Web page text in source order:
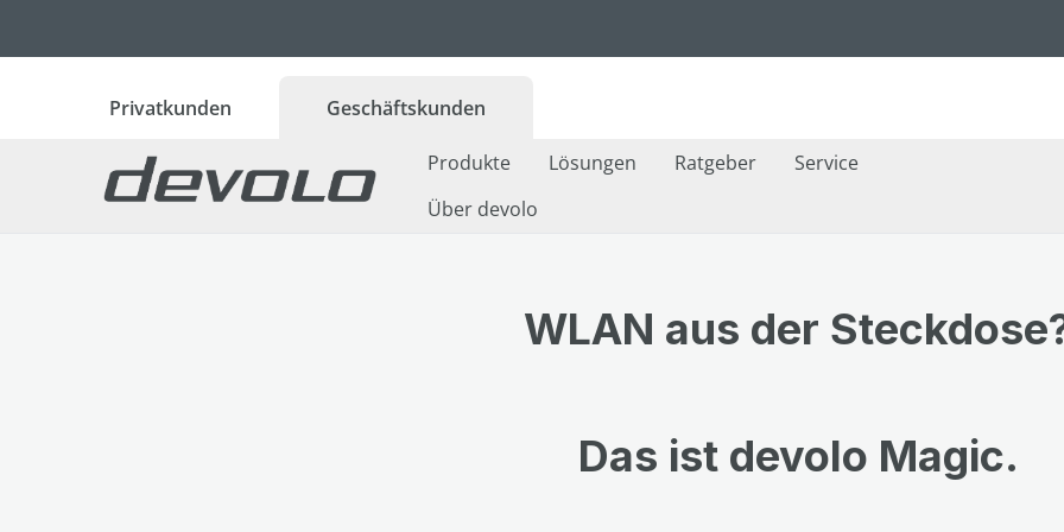
Privatkunden Geschäftskunden
Produkte Lösungen Ratgeber
Service
Über devolo
WLAN aus der
Das ist devolo Magic.